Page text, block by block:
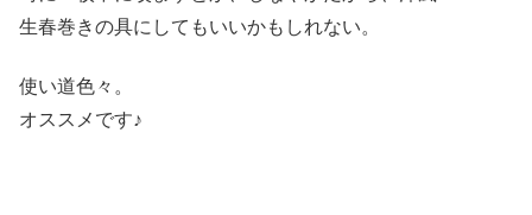
生春巻きの具にしてもいいかもしれない。
使い道色々。
オススメです♪